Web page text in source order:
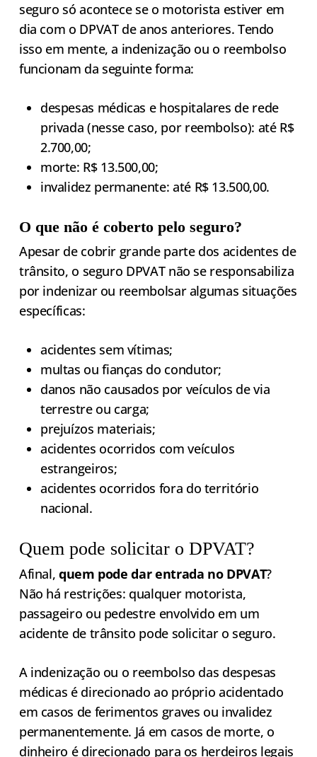
seguro só acontece se o motorista estiver em
dia com o DPVAT de anos anteriores. Tendo
isso em mente, a indenização ou o reembolso
funcionam da seguinte forma:
despesas médicas e hospitalares de rede
privada (nesse caso, por reembolso): até R$
2.700,00;
morte: R$ 13.500,00;
invalidez permanente: até R$ 13.500,00.
O que não é coberto pelo seguro?
Apesar de cobrir grande parte dos acidentes de
trânsito, o seguro DPVAT não se responsabiliza
por indenizar ou reembolsar algumas situações
específicas:
acidentes sem vítimas;
multas ou fianças do condutor;
danos não causados por veículos de via
terrestre ou carga;
prejuízos materiais;
acidentes ocorridos com veículos
estrangeiros;
acidentes ocorridos fora do território
nacional.
Quem pode solicitar o DPVAT?
Afinal, quem pode dar entrada no DPVAT?
Não há restrições: qualquer motorista,
passageiro ou pedestre envolvido em um
acidente de trânsito pode solicitar o seguro.
A indenização ou o reembolso das despesas
médicas é direcionado ao próprio acidentado
em casos de ferimentos graves ou invalidez
permanentemente. Já em casos de morte, o
dinheiro é direcionado para os herdeiros legais